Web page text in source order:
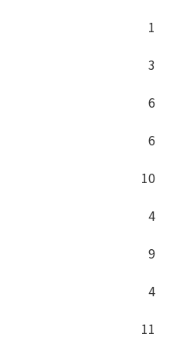
1
3
6
6
10
4
9
4
11